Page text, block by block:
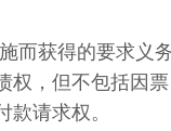
而获得的要求义
权，但不包括因票
请求权。